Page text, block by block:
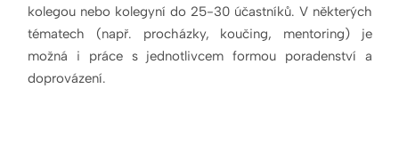
kolegou nebo kolegyní do 25-30 účastníků. V některých
tématech (např. procházky, koučing, mentoring) je
možná i práce s jednotlivcem formou poradenství a
doprovázení.